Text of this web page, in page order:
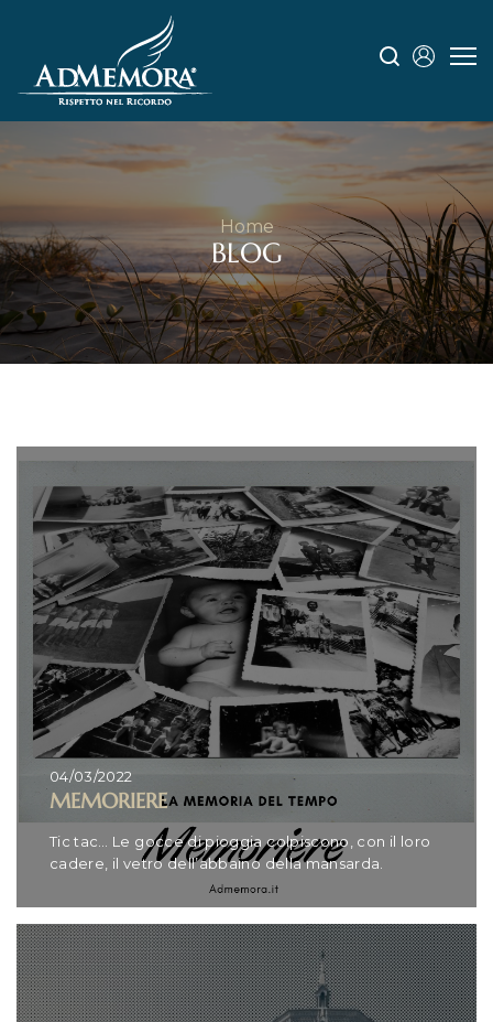
Home
BLOG
04/03/2022
MEMORIERE
Tic tac… Le gocce di pioggia colpiscono, con il loro
cadere, il vetro dell’abbaino della mansarda.